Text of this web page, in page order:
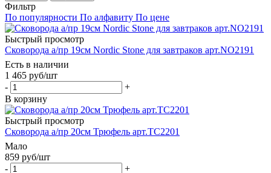
Фильтр
По популярности По алфавиту По цене
Быстрый просмотр
Сковорода a/пр 19см Nordic Stone для завтраков арт.NO2191
Есть в наличии
1 465 руб/шт
-
+
В корзину
Быстрый просмотр
Сковорода a/пр 20см Трюфель арт.TC2201
Мало
859 руб/шт
-
+